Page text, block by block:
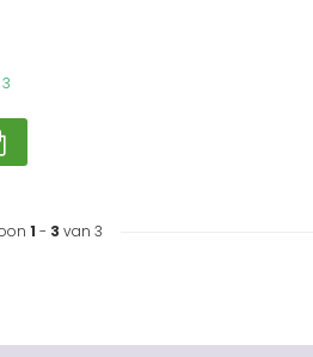
1 - 3 van 3